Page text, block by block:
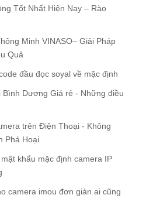
Tốt Nhất Hiện Nay – Rào
Minh VINASO– Giải Pháp
Quả
đầu đọc soyal về mặc định
Dương Giá rẻ - Những điều
trên Điện Thoại - Không
Phá Hoại
khẩu mặc định camera IP
camera imou đơn giản ai cũng